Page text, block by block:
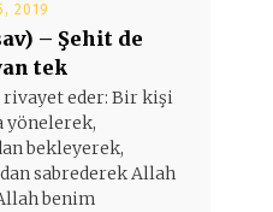
2019
– Şehit de
tek
rivayet eder: Bir kişi
yönelerek,
bekleyerek,
sabrederek Allah
benim